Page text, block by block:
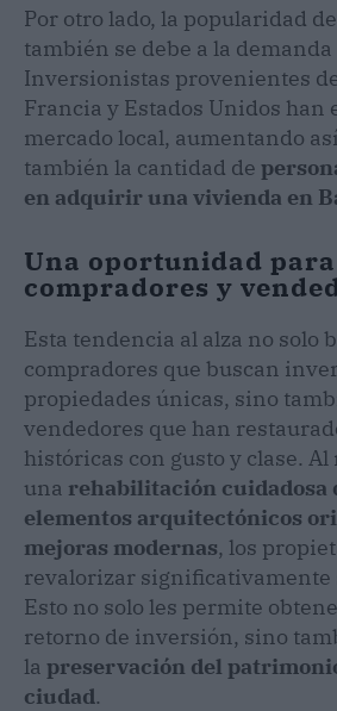
Por otro lado, la popularidad
también se debe a la
Inversionistas provenientes
Francia y Estados Unidos han
mercado local, aumentando
también la cantidad de
en adquirir una vivienda en
Una oportunidad para
compradores y
Esta tendencia al alza no solo
compradores que buscan
propiedades únicas, sino
vendedores que han
históricas con gusto y clase.
una rehabilitación cuidadosa
elementos arquitectónicos
mejoras modernas, los
revalorizar significativamente
Esto no solo les permite
retorno de inversión, sino
la preservación del
ciudad.